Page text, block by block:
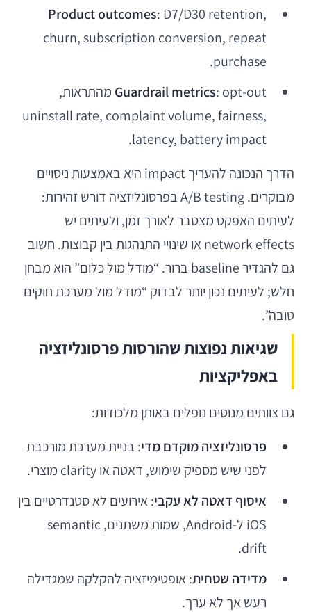
Product outcomes: D7/D30 retention,
churn, subscription conversion, repeat
purchase.
Guardrail metrics : opt-out מהתראות,
uninstall rate, complaint volume, fairness,
latency, battery impact.
הדרך הנכונה להעריך impact היא באמצעות ניסויים
מבוקרים. A/B testing בפרסונליזציה דורש זהירות:
לעיתים האפקט מצטבר לאורך זמן, ולעיתים יש
network effects או שינויי התנהגות בין קבוצות. חשוב
גם להגדיר baseline ברור. “מודל מול כלום” הוא מבחן
חלש; לעיתים נכון יותר לבדוק “מודל מול מערכת חוקים
טובה”.
שגיאות נפוצות שהורסות פרסונליזציה
באפליקציות
גם צוותים מנוסים נופלים באותן מלכודות:
פרסונליזציה מוקדם מדי: בניית מערכת מורכבת
לפני שיש מספיק שימוש, דאטה או clarity מוצרי.
איסוף דאטה לא עקבי: אירועים לא סטנדרטיים בין
iOS ל-Android, שמות משתנים, semantic
drift.
מדידה שטחית: אופטימיזציה להקלקה שמגדילה
רעש אך לא ערך.